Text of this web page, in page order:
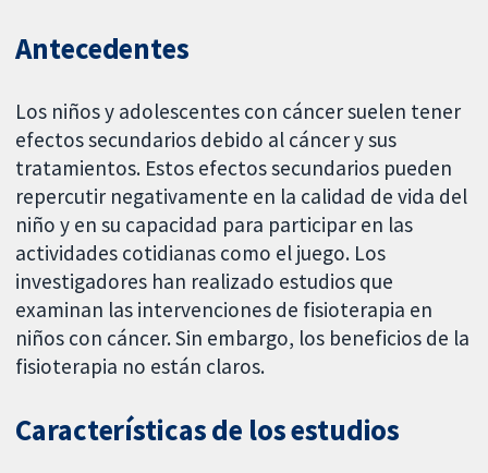
Antecedentes
Los niños y adolescentes con cáncer suelen tener
efectos secundarios debido al cáncer y sus
tratamientos. Estos efectos secundarios pueden
repercutir negativamente en la calidad de vida del
niño y en su capacidad para participar en las
actividades cotidianas como el juego. Los
investigadores han realizado estudios que
examinan las intervenciones de fisioterapia en
niños con cáncer. Sin embargo, los beneficios de la
fisioterapia no están claros.
Características de los estudios